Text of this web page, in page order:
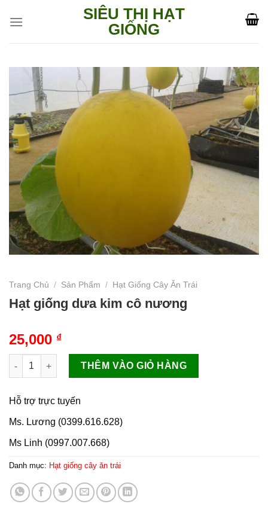
SIÊU THỊ HẠT
GIỐNG
Trang Chủ / Sản Phẩm / Hạt Giống Cây Ăn Trái
Hạt giống dưa kim cô nương
25,000 ₫
Hạt giống dưa kim cô nương số lượng
THÊM VÀO GIỎ HÀNG
Hỗ trợ trực tuyến
Ms. Lương (0399.616.628)
Ms Linh (0997.007.668)
Danh mục: Hạt giống cây ăn trái